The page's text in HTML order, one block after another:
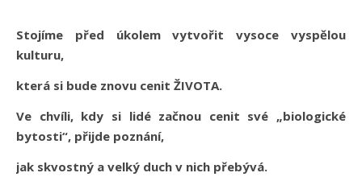
Stojíme před úkolem vytvořit vysoce vyspělou
kulturu,
která si bude znovu cenit ŽIVOTA.
Ve chvíli, kdy si lidé začnou cenit své „biologické
bytosti“, přijde poznání,
jak skvostný a velký duch v nich přebývá.